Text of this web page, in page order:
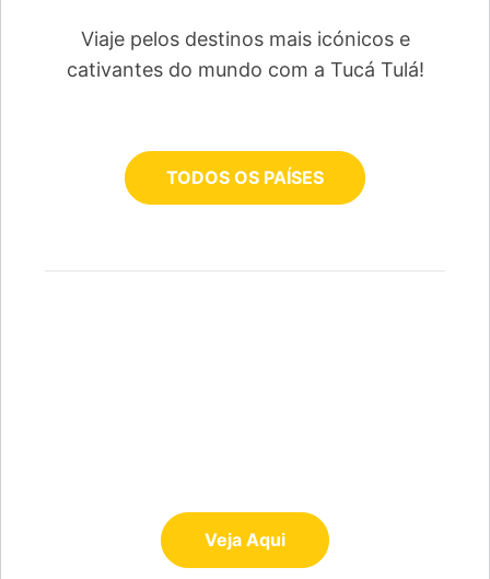
Viaje pelos destinos mais icónicos e
cativantes do mundo com a Tucá Tulá!
TODOS OS PAÍSES
Veja Aqui